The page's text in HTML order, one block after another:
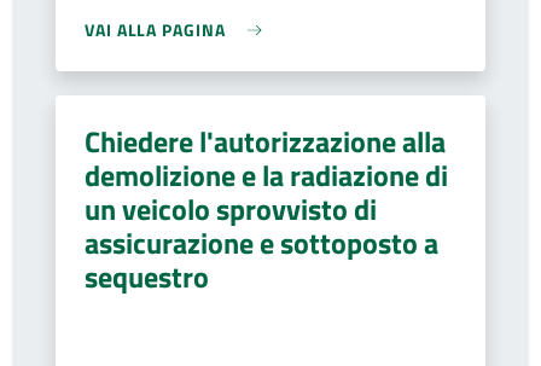
VAI ALLA PAGINA
Chiedere l'autorizzazione alla
demolizione e la radiazione di
un veicolo sprovvisto di
assicurazione e sottoposto a
sequestro